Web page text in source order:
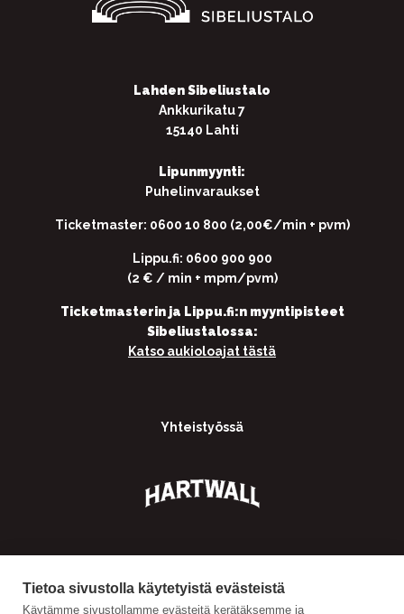
Tietoa sivustolla käytetyistä evästeistä
Käytämme sivustollamme evästeitä kerätäksemme ja
Lahden Sibeliustalo
Ankkurikatu 7
15140 Lahti
Lipunmyynti:
Puhelinvaraukset
Ticketmaster: 0600 10 800 (2,00€/min + pvm)
Lippu.fi: 0600 900 900
(2 € / min + mpm/pvm)
Ticketmasterin ja Lippu.fi:n myyntipisteet
Sibeliustalossa:
Katso aukioloajat tästä
Yhteistyössä